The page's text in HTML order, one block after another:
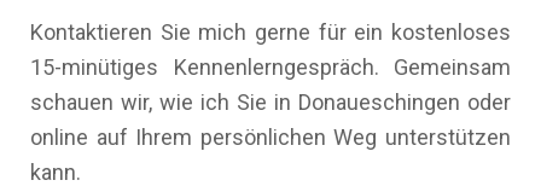
Kontaktieren Sie mich gerne für ein kostenloses
15-minütiges Kennenlerngespräch. Gemeinsam
schauen wir, wie ich Sie in Donaueschingen oder
online auf Ihrem persönlichen Weg unterstützen
kann.